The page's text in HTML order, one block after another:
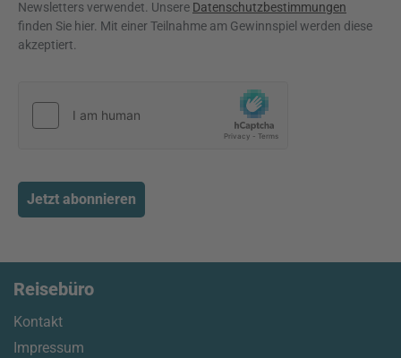
Newsletters verwendet. Unsere Datenschutzbestimmungen
finden Sie hier. Mit einer Teilnahme am Gewinnspiel werden diese
akzeptiert.
Jetzt abonnieren
Reisebüro
Kontakt
Impressum